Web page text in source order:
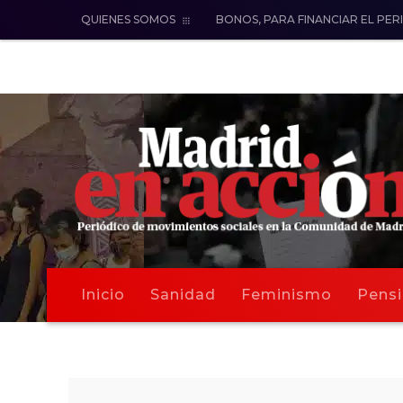
QUIENES SOMOS BONOS, PARA FINANCIAR EL
Inicio Sanidad Feminismo